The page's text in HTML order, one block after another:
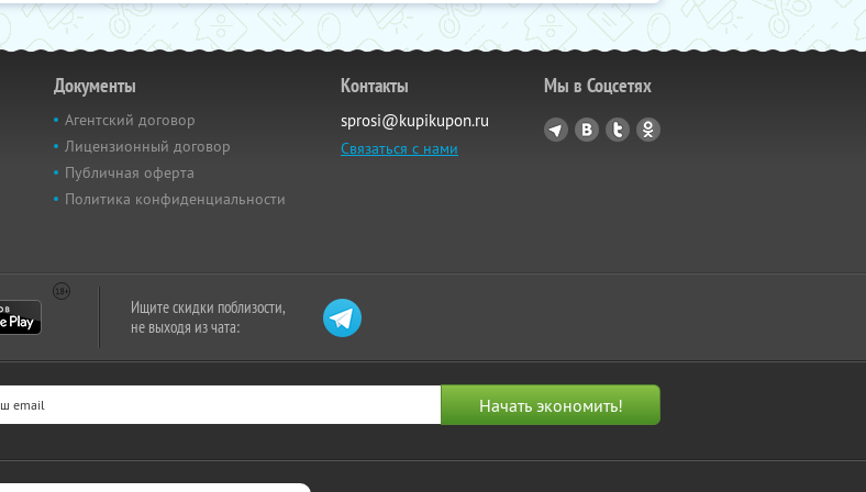
Документы
Агентский договор
Лицензионный договор
Публичная оферта
Политика конфиденциальности
Контакты
sprosi@kupikupon.ru
Связаться с нами
Мы в Соцсетях
Ищите скидки поблизости,
не выходя из чата: